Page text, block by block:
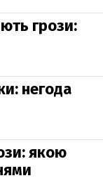
грози:
негода
якою